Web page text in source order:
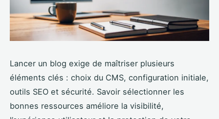
Lancer un blog exige de maîtriser plusieurs
éléments clés : choix du CMS, configuration initiale,
outils SEO et sécurité. Savoir sélectionner les
bonnes ressources améliore la visibilité,